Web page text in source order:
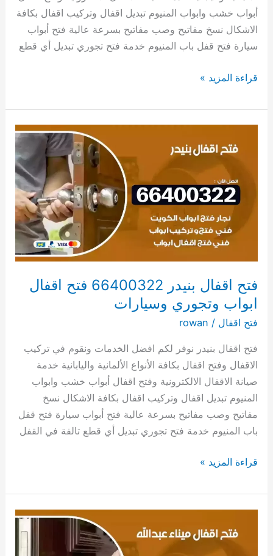
أبواب خشب وابواب المنيوم تبديل اقفال وتركيب اقفال بكافة
الاشكال نسخ مفاتيح وصب مفاتيح بسرعة عالية فتح أبواب
سيارة فتح قفل باب المنيوم خدمة فتح تجوري تبديل أي قطع
قراءة المزيد »
فتح اقفال بنيدر 66400322 فتح اقفال
ابواب وتجوري وسيارات
فتح اقفال /
rowan
فتح اقفال بنيدر نوفر لكم افضل الخدمات ونقوم في تركيب
الاقفال وفتح اقفال بكافة الأنواع الألمانية واليابانية خدمة
صيانة الاقفال الالكترونية وفتح اقفال أبواب خشب وابواب
المنيوم تبديل اقفال وتركيب اقفال بكافة الاشكال نسخ
مفاتيح وصب مفاتيح بسرعة عالية فتح أبواب سيارة فتح قفل
باب المنيوم خدمة فتح تجوري تبديل أي قطع تالفة في القفل
اقفال
66400322
ابواب
وتجوري
وسيارات
قراءة المزيد »
اقفال